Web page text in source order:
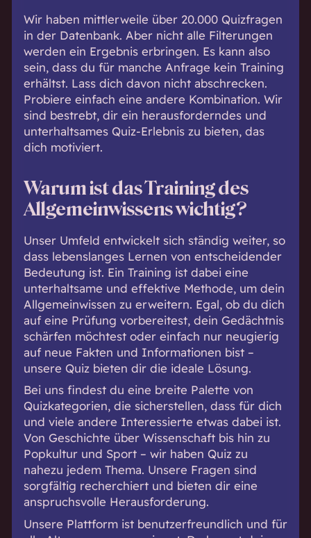
Wir haben mittlerweile über 20.000 Quizfragen
in der Datenbank. Aber nicht alle Filterungen
werden ein Ergebnis erbringen. Es kann also
sein, dass du für manche Anfrage kein Training
erhältst. Lass dich davon nicht abschrecken.
Probiere einfach eine andere Kombination. Wir
sind bestrebt, dir ein herausforderndes und
unterhaltsames Quiz-Erlebnis zu bieten, das
dich motiviert.
Warum ist das Training des
Allgemeinwissens wichtig?
Unser Umfeld entwickelt sich ständig weiter, so
dass lebenslanges Lernen von entscheidender
Bedeutung ist. Ein Training ist dabei eine
unterhaltsame und effektive Methode, um dein
Allgemeinwissen zu erweitern. Egal, ob du dich
auf eine Prüfung vorbereitest, dein Gedächtnis
schärfen möchtest oder einfach nur neugierig
auf neue Fakten und Informationen bist –
unsere Quiz bieten dir die ideale Lösung.
Bei uns findest du eine breite Palette von
Quizkategorien, die sicherstellen, dass für dich
und viele andere Interessierte etwas dabei ist.
Von Geschichte über Wissenschaft bis hin zu
Popkultur und Sport – wir haben Quiz zu
nahezu jedem Thema. Unsere Fragen sind
sorgfältig recherchiert und bieten dir eine
anspruchsvolle Herausforderung.
Unsere Plattform ist benutzerfreundlich und für